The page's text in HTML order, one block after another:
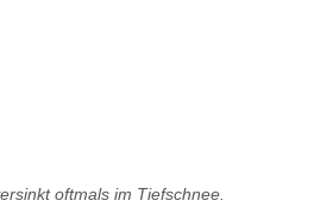
oftmals im Tiefschnee.